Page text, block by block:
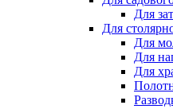
Для
Для
Для
Для
Для